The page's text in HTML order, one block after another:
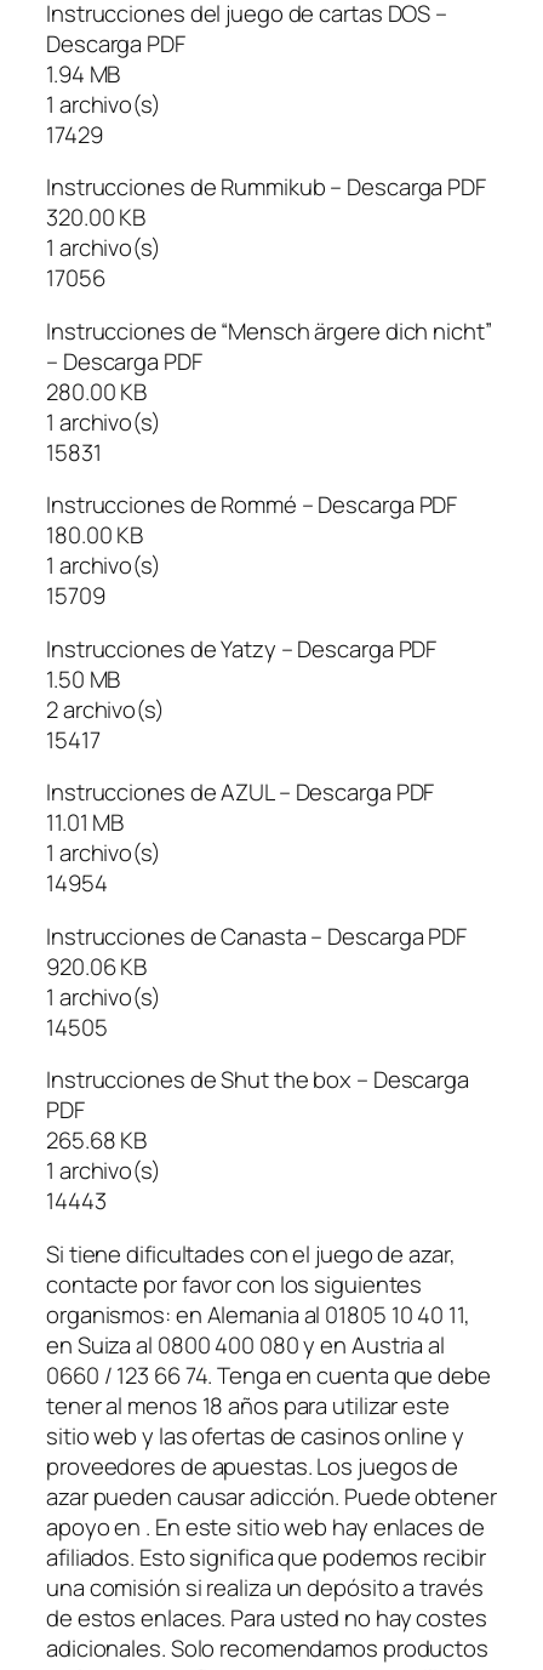
Instrucciones del juego de cartas DOS –
Descarga PDF
1.94 MB
1 archivo(s)
17429
Instrucciones de Rummikub – Descarga PDF
320.00 KB
1 archivo(s)
17056
Instrucciones de “Mensch ärgere dich nicht”
– Descarga PDF
280.00 KB
1 archivo(s)
15831
Instrucciones de Rommé – Descarga PDF
180.00 KB
1 archivo(s)
15709
Instrucciones de Yatzy – Descarga PDF
1.50 MB
2 archivo(s)
15417
Instrucciones de AZUL – Descarga PDF
11.01 MB
1 archivo(s)
14954
Instrucciones de Canasta – Descarga PDF
920.06 KB
1 archivo(s)
14505
Instrucciones de Shut the box – Descarga
PDF
265.68 KB
1 archivo(s)
14443
Si tiene dificultades con el juego de azar,
contacte por favor con los siguientes
organismos: en Alemania al 01805 10 40 11,
en Suiza al 0800 400 080 y en Austria al
0660 / 123 66 74. Tenga en cuenta que debe
tener al menos 18 años para utilizar este
sitio web y las ofertas de casinos online y
proveedores de apuestas. Los juegos de
azar pueden causar adicción. Puede obtener
apoyo en . En este sitio web hay enlaces de
afiliados. Esto significa que podemos recibir
una comisión si realiza un depósito a través
de estos enlaces. Para usted no hay costes
adicionales. Solo recomendamos productos